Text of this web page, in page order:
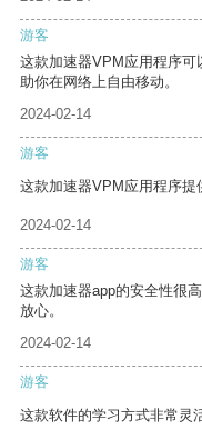
游客
这款加速器VPM应用程序
助你在网络上自由移动。
2024-02-14
游客
这款加速器VPM应用程序提
2024-02-14
游客
这款加速器app的安全性很
放心。
2024-02-14
游客
这款软件的学习方式非常灵